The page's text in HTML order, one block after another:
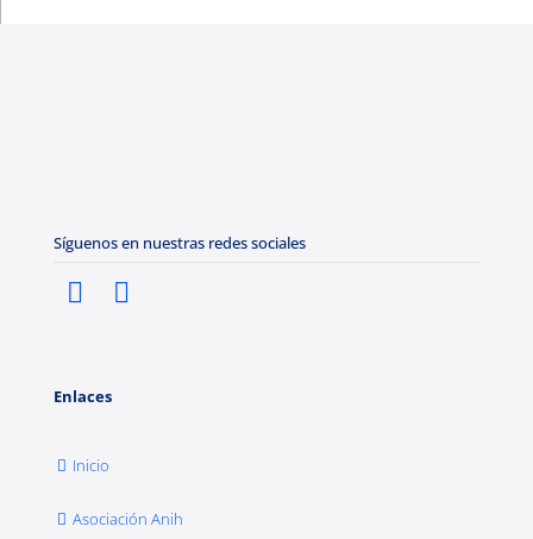
Síguenos en nuestras redes sociales
Enlaces
Inicio
Asociación Anih